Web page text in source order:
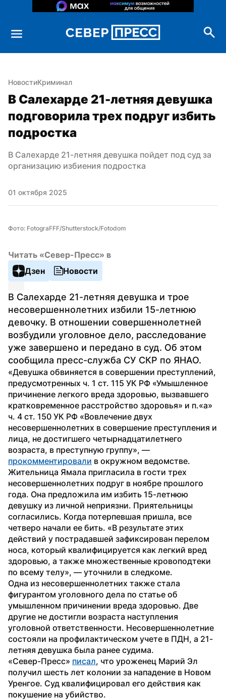
НовостиКриминал
В Салехарде 21-летняя девушка
подговорила трех подруг избить
подростка
В Салехарде 21-летняя девушка пойдет под суд за
организацию избиения подростка
01 октября 2025
Фото: FotograFFF/Shutterstock/Fotodom
Читать «Север-Пресс» в
Дзен
Новости
В Салехарде 21-летняя девушка и трое
несовершеннолетних избили 15-летнюю
девочку. В отношении совершеннолетней
возбудили уголовное дело, расследование
уже завершено и передано в суд. Об этом
сообщила пресс-служба СУ СКР по ЯНАО.
«Девушка обвиняется в совершении преступлений,
предусмотренных ч. 1 ст. 115 УК РФ «Умышленное
причинение легкого вреда здоровью, вызвавшего
кратковременное расстройство здоровья» и п.«а»
ч. 4 ст. 150 УК РФ «Вовлечение двух
несовершеннолетних в совершение преступления и
лица, не достигшего четырнадцатилетнего
прокомментировали в окружном ведомстве.
Жительница Ямала пригласила в гости трех
несовершеннолетних подруг в ноябре прошлого
года. Она предложила им избить 15-летнюю
девушку из личной неприязни. Приятельницы
согласились. Когда потерпевшая пришла, все
четверо начали ее бить. «В результате этих
действий у пострадавшей зафиксирован перелом
носа, который квалифицируется как легкий вред
здоровью, а также множественные кровоподтеки
по всему телу», — уточнили в следкоме.
Одна из несовершеннолетних также стала
фигурантом уголовного дела по статье об
умышленном причинении вреда здоровью. Две
другие не достигли возраста наступления
уголовной ответственности. Несовершеннолетние
состояли на профилактическом учете в ПДН, а 21-
летняя девушка была ранее судима.
«Север-Пресс» писал, что уроженец Марий Эл
получил шесть лет колонии за нападение в Новом
Уренгое. Суд квалифицировал его действия как
покушение на убийство.